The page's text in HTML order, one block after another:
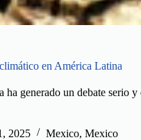
en América Latina
generado un debate serio
2025 Mexico, Mexico